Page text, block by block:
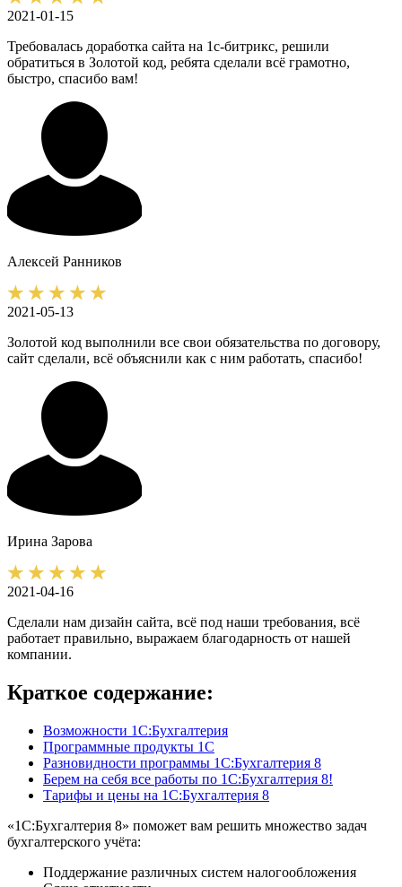
2021-01-15
Требовалась доработка сайта на 1с-битрикс, решили
обратиться в Золотой код, ребята сделали всё грамотно,
быстро, спасибо вам!
Алексей Ранников
2021-05-13
Золотой код выполнили все свои обязательства по договору,
сайт сделали, всё объяснили как с ним работать, спасибо!
Ирина Зарова
2021-04-16
Сделали нам дизайн сайта, всё под наши требования, всё
работает правильно, выражаем благодарность от нашей
компании.
Краткое содержание:
Возможности 1С:Бухгалтерия
Программные продукты 1С
Разновидности программы 1С:Бухгалтерия 8
Берем на себя все работы по 1С:Бухгалтерия 8!
Тарифы и цены на 1С:Бухгалтерия 8
«1С:Бухгалтерия 8» поможет вам решить множество задач
бухгалтерского учёта:
Поддержание различных систем налогообложения